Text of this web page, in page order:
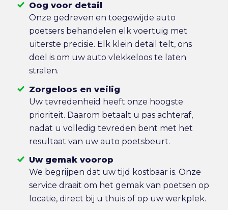
Oog voor detail
Onze gedreven en toegewijde auto
poetsers behandelen elk voertuig met
uiterste precisie. Elk klein detail telt, ons
doel is om uw auto vlekkeloos te laten
stralen.
Zorgeloos en veilig
Uw tevredenheid heeft onze hoogste
prioriteit. Daarom betaalt u pas achteraf,
nadat u volledig tevreden bent met het
resultaat van uw auto poetsbeurt.
Uw gemak voorop
We begrijpen dat uw tijd kostbaar is. Onze
service draait om het gemak van poetsen op
locatie, direct bij u thuis of op uw werkplek.